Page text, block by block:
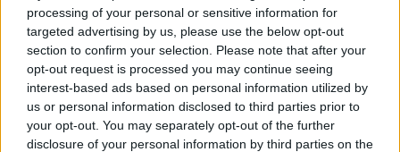
processing of your personal or sensitive information for
targeted advertising by us, please use the below opt-out
section to confirm your selection. Please note that after your
opt-out request is processed you may continue seeing
interest-based ads based on personal information utilized by
us or personal information disclosed to third parties prior to
your opt-out. You may separately opt-out of the further
disclosure of your personal information by third parties on the
Capacita Jovem de Poiares aproxima
jovens ao mundo do trabalho